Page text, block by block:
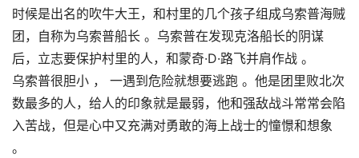
时候是出名的吹牛大王，和村里的几个孩子组成乌索普海贼
团，自称为乌索普船长 。乌索普在发现克洛船长的阴谋
后，立志要保护村里的人，和蒙奇·D·路飞并肩作战 。
乌索普很胆小 ， 一遇到危险就想要逃跑 。他是团里败北次
数最多的人，给人的印象就是最弱，他和强敌战斗常常会陷
入苦战，但是心中又充满对勇敢的海上战士的憧憬和想象
。